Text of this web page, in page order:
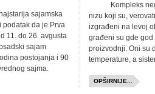
sajamska
podatak da je Prva
11. do 26. avgusta
sajam
postojanja i 90
sajma.
Kompleks
nizu koji su,
izgrađeni na levoj
građeni su gde
proizvodnji. Oni su
temperature, a
OPŠIRNIJE...